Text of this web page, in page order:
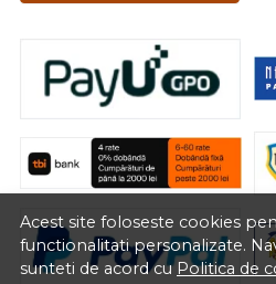
Acest site foloseste cookies
functionalitati personalizate.
sunteti de acord cu Politica de